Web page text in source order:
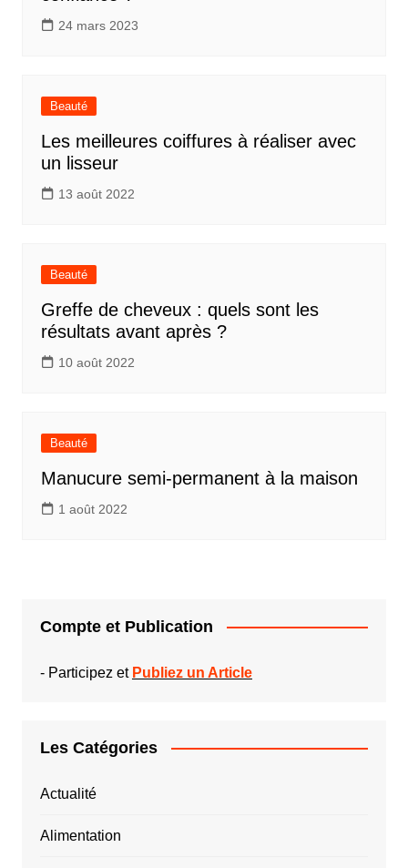
24 mars 2023
Beauté
Les meilleures coiffures à réaliser avec
un lisseur
13 août 2022
Beauté
Greffe de cheveux : quels sont les
résultats avant après ?
10 août 2022
Beauté
Manucure semi-permanent à la maison
1 août 2022
Compte et Publication
- Participez et Publiez un Article
Les Catégories
Actualité
Alimentation